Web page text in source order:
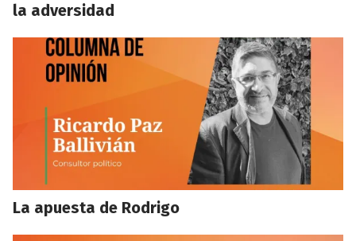
la adversidad
La apuesta de Rodrigo